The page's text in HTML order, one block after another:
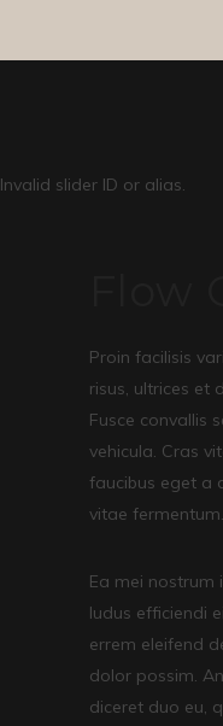
Invalid slider ID or alias.
Proin facilisis
risus, ultrices et
Fusce convallis
vehicula. Cras
faucibus eget a
vitae fermentum.
Ea mei nostrum
ludus efficiendi
errem eleifend
dolor possim.
diceret duo eu,